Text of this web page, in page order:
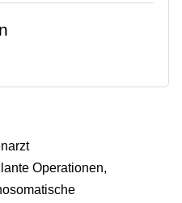
Operationen,